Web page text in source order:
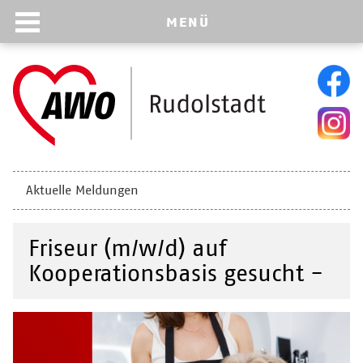
Navigation
überspringen
Aktuelle Meldungen
Friseur (m/w/d) auf
Kooperationsbasis gesucht -
MENÜ